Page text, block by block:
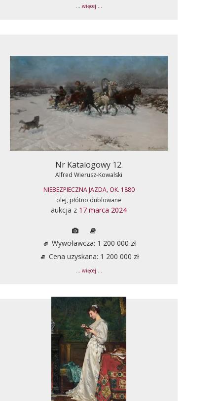
... więcej ...
Nr Katalogowy 12.
Alfred Wierusz-Kowalski
NIEBEZPIECZNA JAZDA, OK. 1880
olej, płótno dublowane
aukcja z 17 marca 2024
Wywoławcza: 1 200 000 zł
Cena uzyskana: 1 200 000 zł
... więcej ...